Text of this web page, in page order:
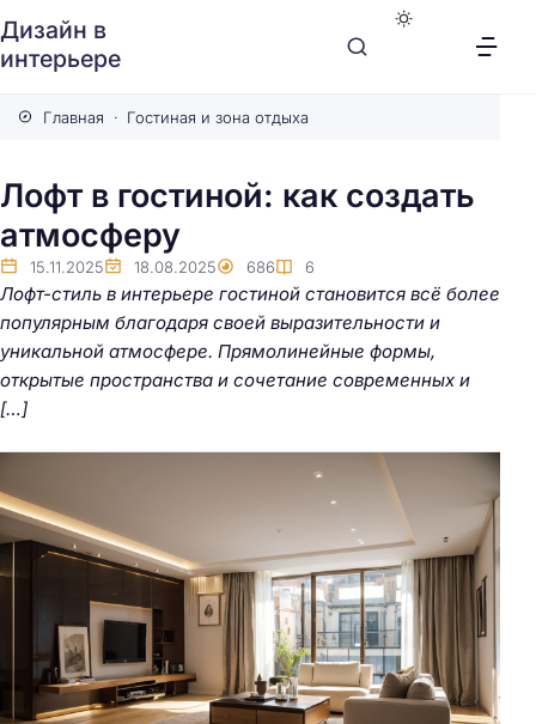
Дизайн в
интерьере
Главная Гостиная и зона отдыха
Лофт в гостиной: как создать
атмосферу
15.11.2025 18.08.2025 686 6
Лофт-стиль в интерьере гостиной становится всё более
популярным благодаря своей выразительности и
уникальной атмосфере. Прямолинейные формы,
открытые пространства и сочетание современных и
[…]